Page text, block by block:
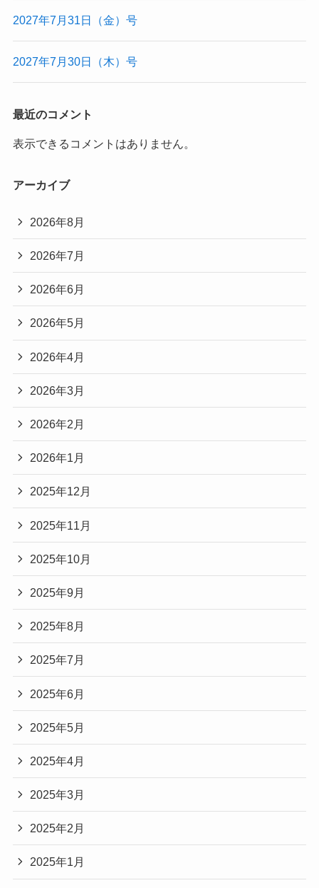
2027年7月31日（金）号
2027年7月30日（木）号
最近のコメント
表示できるコメントはありません。
アーカイブ
2026年8月
2026年7月
2026年6月
2026年5月
2026年4月
2026年3月
2026年2月
2026年1月
2025年12月
2025年11月
2025年10月
2025年9月
2025年8月
2025年7月
2025年6月
2025年5月
2025年4月
2025年3月
2025年2月
2025年1月